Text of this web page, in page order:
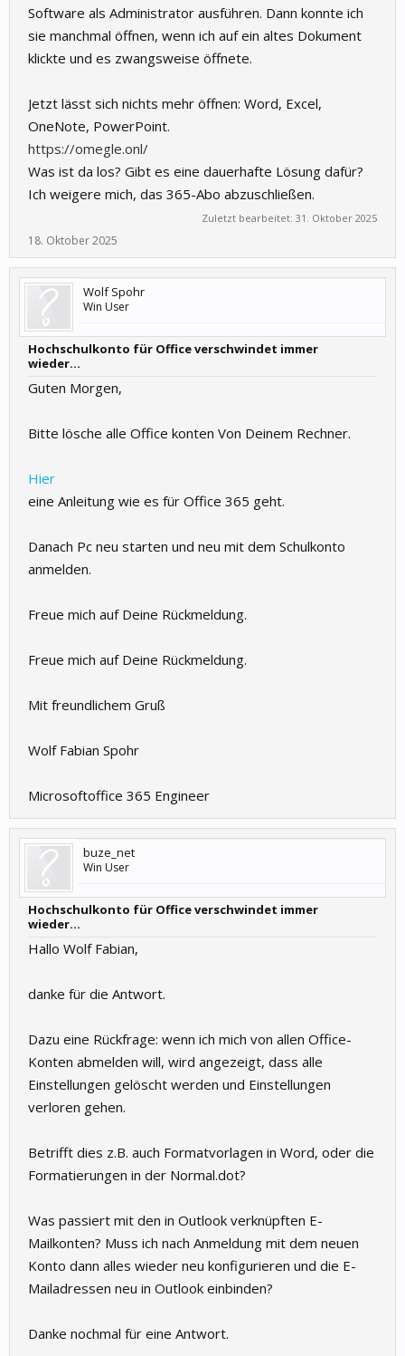
Software als Administrator ausführen. Dann konnte ich
sie manchmal öffnen, wenn ich auf ein altes Dokument
klickte und es zwangsweise öffnete.
Jetzt lässt sich nichts mehr öffnen: Word, Excel,
OneNote, PowerPoint.
https://omegle.onl/
Was ist da los? Gibt es eine dauerhafte Lösung dafür?
Ich weigere mich, das 365-Abo abzuschließen.
Zuletzt bearbeitet: 31. Oktober 2025
18. Oktober 2025
Wolf Spohr
Win User
Hochschulkonto für Office verschwindet immer
wieder...
Guten Morgen,
Bitte lösche alle Office konten Von Deinem Rechner.
Hier
eine Anleitung wie es für Office 365 geht.
Danach Pc neu starten und neu mit dem Schulkonto
anmelden.
Freue mich auf Deine Rückmeldung.
Freue mich auf Deine Rückmeldung.
Mit freundlichem Gruß
Wolf Fabian Spohr
Microsoftoffice 365 Engineer
buze_net
Win User
Hochschulkonto für Office verschwindet immer
wieder...
Hallo Wolf Fabian,
danke für die Antwort.
Dazu eine Rückfrage: wenn ich mich von allen Office-
Konten abmelden will, wird angezeigt, dass alle
Einstellungen gelöscht werden und Einstellungen
verloren gehen.
Betrifft dies z.B. auch Formatvorlagen in Word, oder die
Formatierungen in der Normal.dot?
Was passiert mit den in Outlook verknüpften E-
Mailkonten? Muss ich nach Anmeldung mit dem neuen
Konto dann alles wieder neu konfigurieren und die E-
Mailadressen neu in Outlook einbinden?
Danke nochmal für eine Antwort.